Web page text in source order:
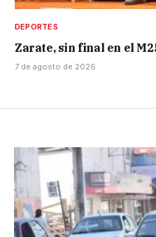
DEPORTES
Zarate, sin final en el
7 de agosto de 2026